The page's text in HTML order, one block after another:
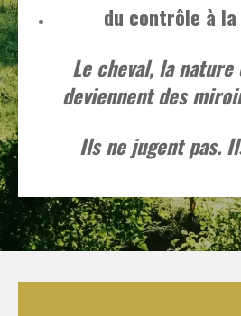
du contrôle à
Le cheval, la nature
deviennent des
Ils ne jugent pas.